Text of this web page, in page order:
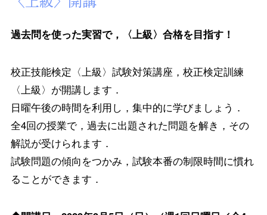
過去問を使った実習で，〈上級〉合格を目指す！
校正技能検定〈上級〉試験対策講座，校正検定訓練
〈上級〉が開講します．
日曜午後の時間を利用し，集中的に学びましょう．
全4回の授業で，過去に出題された問題を解き，その
解説が受けられます．
試験問題の傾向をつかみ，試験本番の制限時間に慣れ
ることができます．